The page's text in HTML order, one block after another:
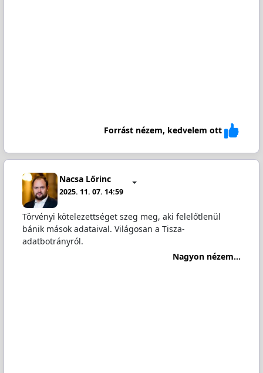
Forrást nézem, kedvelem ott
Nacsa Lőrinc
2025. 11. 07. 14:59
Törvényi kötelezettséget szeg meg, aki felelőtlenül
bánik mások adataival. Világosan a Tisza-
adatbotrányról.
Nagyon nézem...